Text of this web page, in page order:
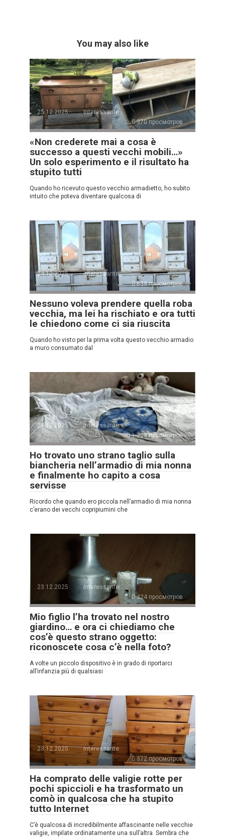
You may also like
25.12.2025
Interessante
370 просмотров
«Non crederete mai a cosa è
successo a questi vecchi mobili…»
Un solo esperimento e il risultato ha
stupito tutti
Quando ho ricevuto questo vecchio armadietto, ho subito
intuito che poteva diventare qualcosa di
24.12.2025
Interessante
639 просмотров
Nessuno voleva prendere quella roba
vecchia, ma lei ha rischiato e ora tutti
le chiedono come ci sia riuscita
Quando ho visto per la prima volta questo vecchio armadio
a muro consumato dal
24.12.2025
Interessante
1.309 просмотров
Ho trovato uno strano taglio sulla
biancheria nell’armadio di mia nonna
e finalmente ho capito a cosa
servisse
Ricordo che quando ero piccola nell’armadio di mia nonna
c’erano dei vecchi copripiumini che
23.12.2025
Interessante
324 просмотров
Mio figlio l’ha trovato nel nostro
giardino… e ora ci chiediamo che
cos’è questo strano oggetto:
riconoscete cosa c’è nella foto?
A volte un piccolo dispositivo è in grado di riportarci
all’infanzia più di qualsiasi
23.12.2025
Interessante
372 просмотров
Ha comprato delle valigie rotte per
pochi spiccioli e ha trasformato un
comò in qualcosa che ha stupito
tutto Internet
C’è qualcosa di incredibilmente affascinante nelle vecchie
valigie, impilate ordinatamente una sull’altra. Sembra che